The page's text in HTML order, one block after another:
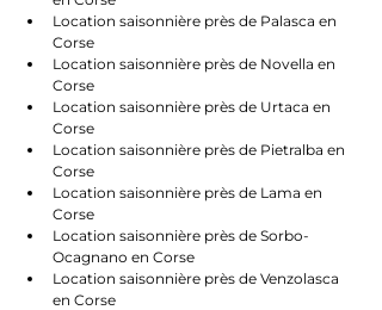
Location saisonnière près de Palasca en
Corse
Location saisonnière près de Novella en
Corse
Location saisonnière près de Urtaca en
Corse
Location saisonnière près de Pietralba en
Corse
Location saisonnière près de Lama en
Corse
Location saisonnière près de Sorbo-
Ocagnano en Corse
Location saisonnière près de Venzolasca
en Corse